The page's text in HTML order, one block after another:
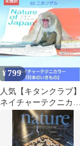
¥799
人気【キタンクラブ】
ネイチャーテクニカラ
ー 『日本のいきもの』
02 ニホンザル